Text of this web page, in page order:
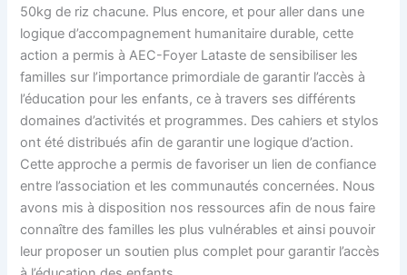
50kg de riz chacune. Plus encore, et pour aller dans une
logique d’accompagnement humanitaire durable, cette
action a permis à AEC-Foyer Lataste de sensibiliser les
familles sur l’importance primordiale de garantir l’accès à
l’éducation pour les enfants, ce à travers ses différents
domaines d’activités et programmes. Des cahiers et stylos
ont été distribués afin de garantir une logique d’action.
Cette approche a permis de favoriser un lien de confiance
entre l’association et les communautés concernées. Nous
avons mis à disposition nos ressources afin de nous faire
connaître des familles les plus vulnérables et ainsi pouvoir
leur proposer un soutien plus complet pour garantir l’accès